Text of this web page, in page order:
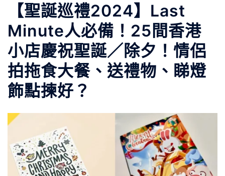
【聖誕巡禮2024】Last
Minute人必備！25間香港
小店慶祝聖誕／除夕！情侶
拍拖食大餐、送禮物、睇燈
飾點揀好？